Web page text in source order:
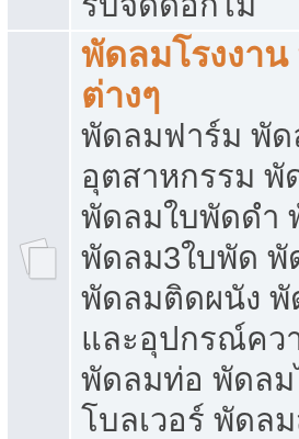
พัดลมโรงงา
ต่างๆ
พัดลมฟาร์ม พัด
อุตสาหกรรม
พัดลมใบพัดดำ
พัดลม3ใบพัด พั
พัดลมติดผนัง
และอุปกรณ์คว
พัดลมท่อ พัดลม
โบลเวอร์ พัดล